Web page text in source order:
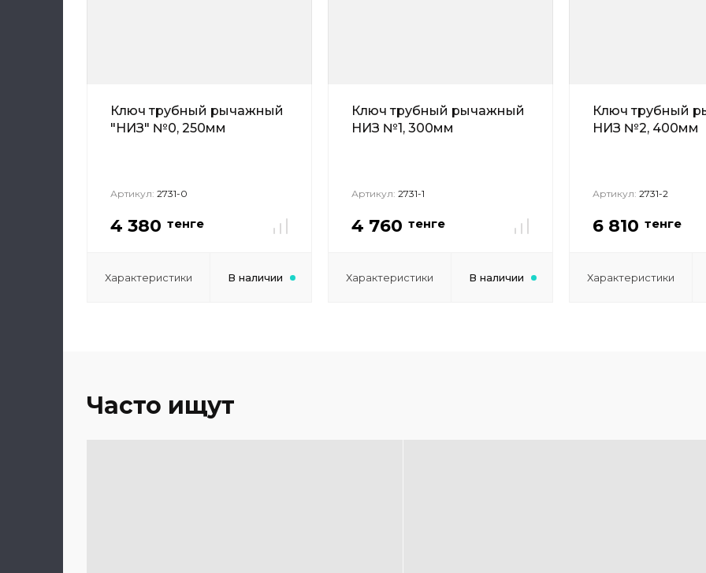
Ключ трубный рычажный
"НИЗ" №0, 250мм
Артикул: 2731-0
4 380 тенге
Характеристики В наличии
Ключ трубный рычажный
НИЗ №1, 300мм
Артикул: 2731-1
4 760 тенге
Характеристики В наличии
Ключ трубный
НИЗ №2, 400мм
Артикул: 2731-2
6 810 тенге
Характеристики
Часто ищут